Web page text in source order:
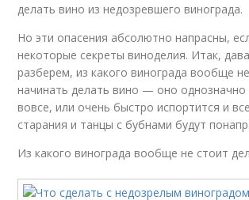
делать вино из недозревшего винограда.
Но эти опасения абсолютно напрасны,
некоторые секреты виноделия. Итак,
разберем, из какого винограда вообще
начинать делать вино — оно однозначно
вовсе, или очень быстро испортится и
старания и танцы с бубнами будут
Из какого винограда вообще не стоит